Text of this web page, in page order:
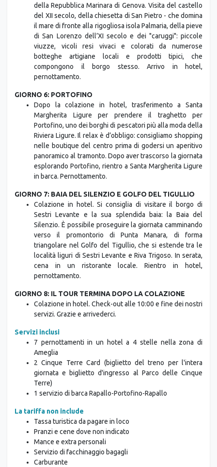
della Repubblica Marinara di Genova. Visita del castello
del XII secolo, della chiesetta di San Pietro - che domina
il mare di fronte alla rigogliosa isola Palmaria, della pieve
di San Lorenzo dell’XI secolo e dei "caruggi": piccole
viuzze, vicoli resi vivaci e colorati da numerose
botteghe artigiane locali e prodotti tipici, che
compongono il borgo stesso. Arrivo in hotel,
pernottamento.
GIORNO 6: PORTOFINO
Dopo la colazione in hotel, trasferimento a Santa
Margherita Ligure per prendere il traghetto per
Portofino, uno dei borghi di pescatori più alla moda della
Riviera Ligure. Il relax è d’obbligo: consigliamo shopping
nelle boutique del centro prima di godersi un aperitivo
panoramico al tramonto. Dopo aver trascorso la giornata
esplorando Portofino, rientro a Santa Margherita Ligure
in barca. Pernottamento.
GIORNO 7: BAIA DEL SILENZIO E GOLFO DEL TIGULLIO
Colazione in hotel. Si consiglia di visitare il borgo di
Sestri Levante e la sua splendida baia: la Baia del
Silenzio. È possibile proseguire la giornata camminando
verso il promontorio di Punta Manara, di forma
triangolare nel Golfo del Tigullio, che si estende tra le
località liguri di Sestri Levante e Riva Trigoso. In serata,
cena in un ristorante locale. Rientro in hotel,
pernottamento.
GIORNO 8: IL TOUR TERMINA DOPO LA COLAZIONE
Colazione in hotel. Check-out alle 10:00 e fine dei nostri
servizi. Grazie e arrivederci.
Servizi inclusi
7 pernottamenti in un hotel a 4 stelle nella zona di
Ameglia
2 Cinque Terre Card (biglietto del treno per l'intera
giornata e biglietto d'ingresso al Parco delle Cinque
Terre)
1 servizio di barca Rapallo-Portofino-Rapallo
La tariffa non include
Tassa turistica da pagare in loco
Pranzi e cene dove non indicato
Mance e extra personali
Servizio di facchinaggio bagagli
Carburante